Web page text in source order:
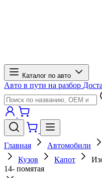
Каталог по авто
Авто в пути на разбор
Главная Автомобили
Кузов
Капот
14- помятая